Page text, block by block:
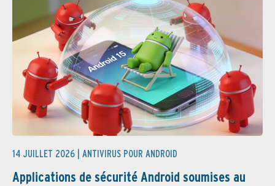
14 JUILLET 2026 | ANTIVIRUS POUR ANDROID
Applications de sécurité Android soumises au